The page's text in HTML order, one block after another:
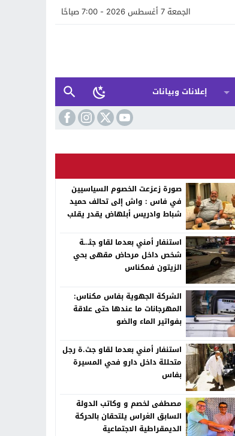
الجمعة 7 أغسطس 2026 - 7:00 صباحًا
إعلانات وبيانات
صورة زعزعت الخصوم السياسيين
في فاس : واش إلى تحالف حميد
شباط وادريس أبلهاض يقدر يقلب
استنفار أمني بعدما لقاو جثـ.ـة
شخص داخل مرحاض مقهى بحي
الزيتون فمكناس
الشركة الجهوية بفاس مكناس:
المهرجانات ما عندها حتى علاقة
بفواتير الماء والضو
استنفار أمني بعدما لقاو جث.ة رجل
متحللة داخل دارو فحي المسيرة
بفاس
مصطفى لخصم و وكاتب الدولة
السابق الغراس يلتحقان بالحركة
الديمقراطية الاجتماعية